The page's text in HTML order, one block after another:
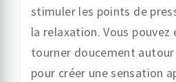
stimuler les points de
la relaxation. Vous
tourner doucement
pour créer une sensation